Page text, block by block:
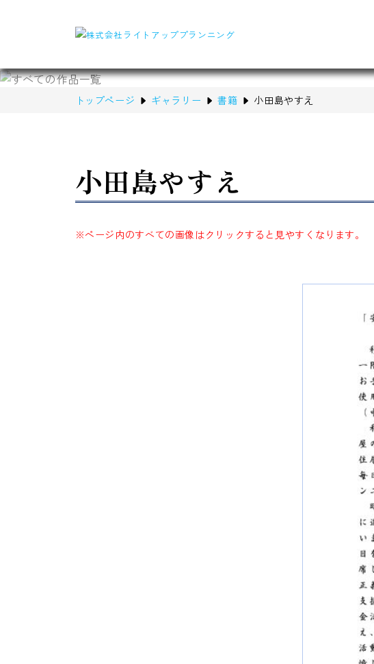
トップページ ギャラリー 書籍 小田島やすえ
小田島やすえ
※ページ内のすべての画像はクリックすると見やすくなります。